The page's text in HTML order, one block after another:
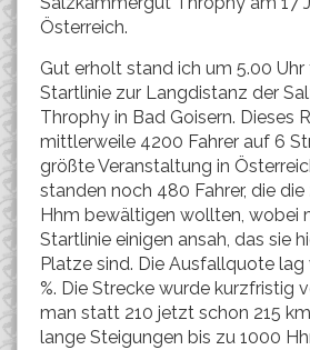
Österreich.
Gut erholt stand ich um 5.00 Uhr
Startlinie zur Langdistanz der
Throphy in Bad Goisern. Dieses
mittlerweile 4200 Fahrer auf 6
größte Veranstaltung in
standen noch 480 Fahrer, die die
Hhm bewältigen wollten, wobei
Startlinie einigen ansah, das sie
Platze sind. Die Ausfallquote
%. Die Strecke wurde kurzfristig
man statt 210 jetzt schon 215
lange Steigungen bis zu 1000